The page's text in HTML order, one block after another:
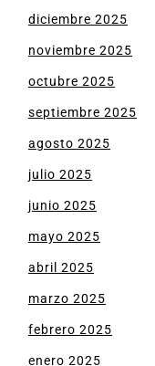
diciembre 2025
noviembre 2025
octubre 2025
septiembre 2025
agosto 2025
julio 2025
junio 2025
mayo 2025
abril 2025
marzo 2025
febrero 2025
enero 2025